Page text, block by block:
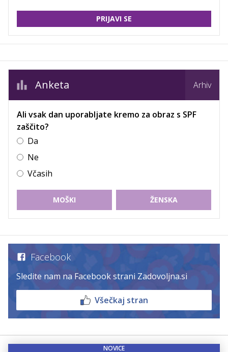
PRIJAVI SE
Anketa Arhiv
Ali vsak dan uporabljate kremo za obraz s SPF
zaščito?
Da
Ne
Včasih
MOŠKI ŽENSKA
Facebook
Sledite nam na Facebook strani Zadovoljna.si
Všečkaj stran
NOVICE